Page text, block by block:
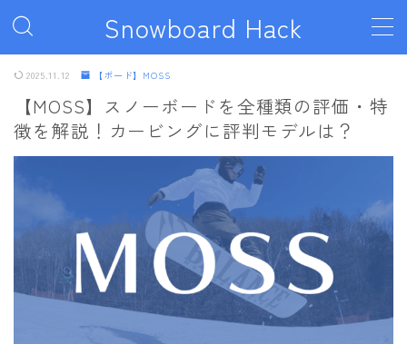
Snowboard Hack
MENU
ボード
011artistic
ALLIAN
BATALEON
BC STREAM
BURTON
CAPiTA
2025.11.12 【ボード】MOSS
【MOSS】スノーボードを全種類の評価・特
徴を解説！カービングに評判モデルは？